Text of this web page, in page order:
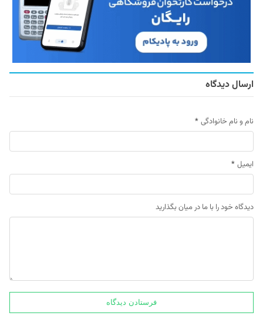
ارسال دیدگاه
نام و نام خانوادگی *
ایمیل *
دیدگاه خود را با ما در میان بگذارید